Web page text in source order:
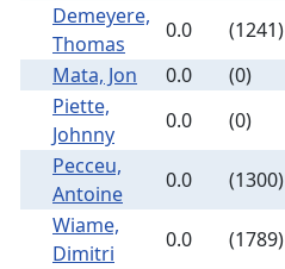
Demeyere,
Thomas
0.0 (1241)
Mata, Jon
0.0 (0)
Piette,
Johnny
0.0 (0)
Pecceu,
Antoine
0.0 (1300)
Wiame,
Dimitri
0.0 (1789)